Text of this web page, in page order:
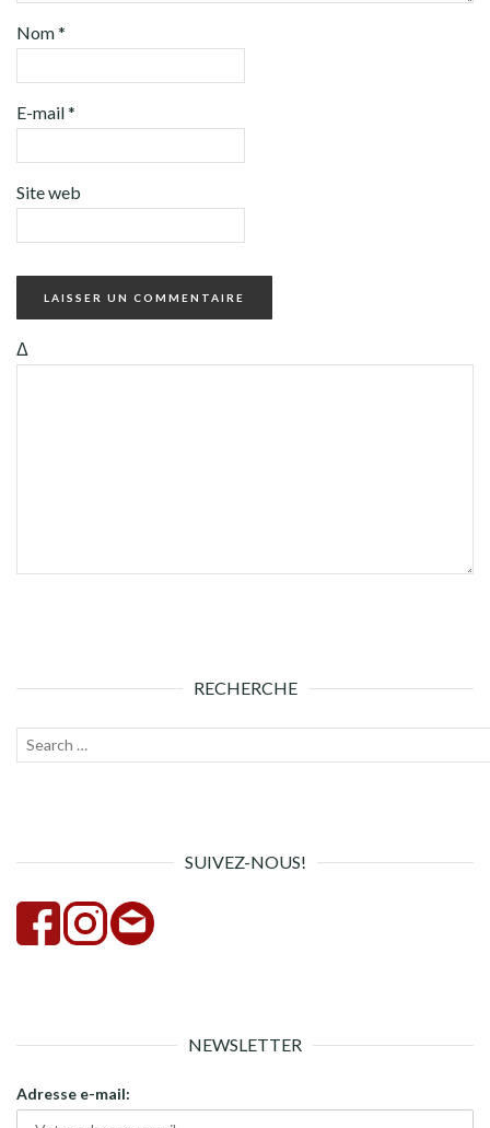
Nom*
E-mail*
Site web
Δ
RECHERCHE
Recherche
SUIVEZ-NOUS!
NEWSLETTER
Adresse e-mail: